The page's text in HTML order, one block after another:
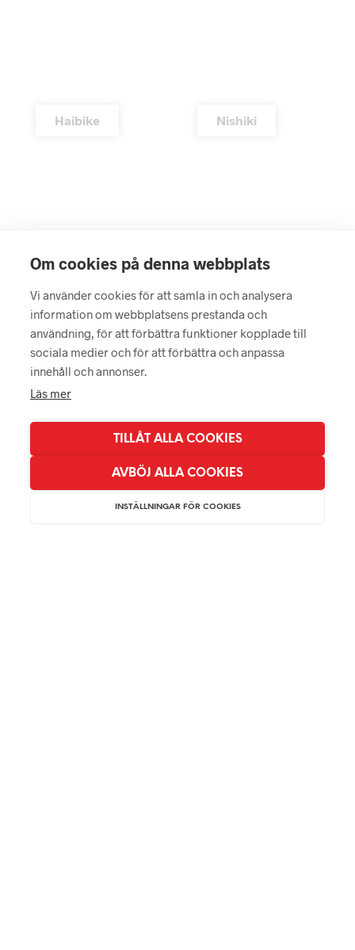
Om cookies på denna webbplats
Vi använder cookies för att samla in och analysera
information om webbplatsens prestanda och
användning, för att förbättra funktioner kopplade till
sociala medier och för att förbättra och anpassa
innehåll och annonser.
Läs mer
TILLÅT ALLA COOKIES
AVBÖJ ALLA COOKIES
INSTÄLLNINGAR FÖR COOKIES
Haibike Nishiki